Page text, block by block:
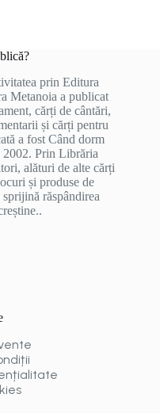
prin Editura
Metanoia a publicat
cărți de cântări,
și cărți pentru
a fost Când dorm
Prin Librăria
alături de alte cărți
și produse de
răspândirea